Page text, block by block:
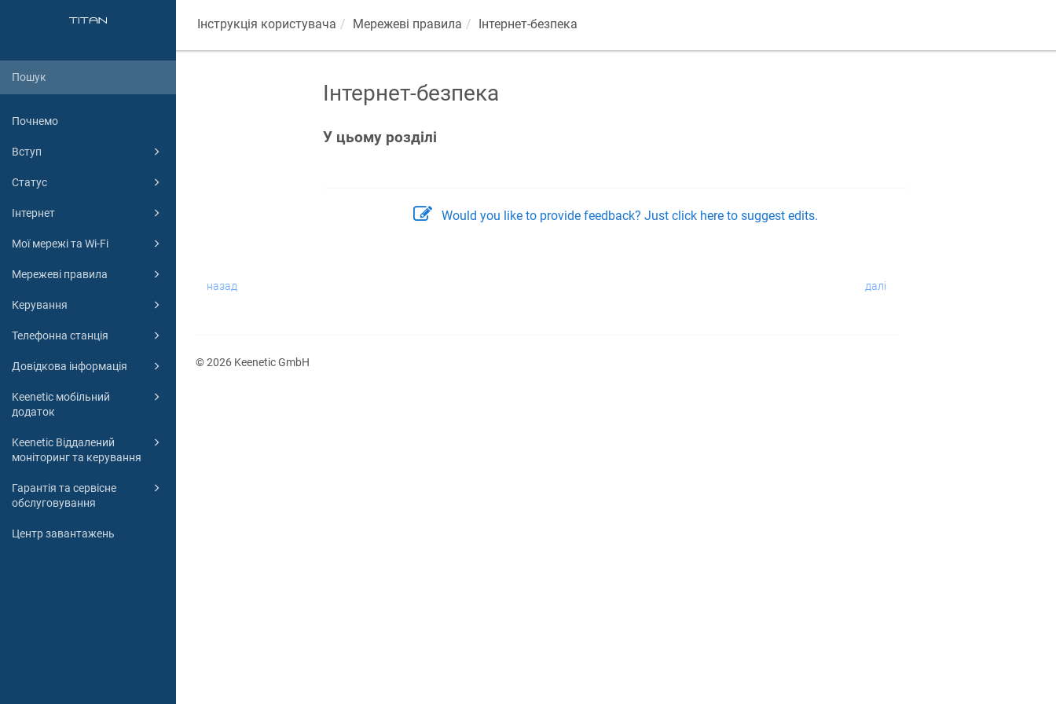
Почнемо
Вступ
Статус
Інтернет
Мої мережі та Wi-Fi
Мережеві правила
Керування
Телефонна станція
Довідкова інформація
Keenetic мобільний
додаток
Keenetic Віддалений
моніторинг та керування
Гарантія та сервісне
обслуговування
Центр завантажень
Інструкція користувача Мережеві правила Інтернет-безпека
Інтернет-безпека
У цьому розділі
Would you like to provide feedback? Just click here to suggest edits.
назад далі
© 2026 Keenetic GmbH